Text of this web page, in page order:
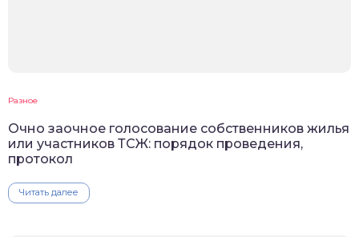
Разное
Очно заочное голосование собственников жилья
или участников ТСЖ: порядок проведения,
протокол
Читать далее